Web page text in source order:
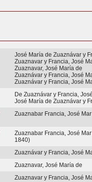
José María de Zuaznávar y
Zuaznavar y Francia, José
Zuaznavar, José María de
Zuaznávar y Francia, José
Zuaznávar y Francia, José
De Zuaznávar y Francia,
José María de Zuaznávar y
Zuaznabar Francia, José
Zuaznabar Francia, José
1840)
Zuaznávar y Francia, José
Zuaznavar, José María de
Zuaznavar y Francia, José